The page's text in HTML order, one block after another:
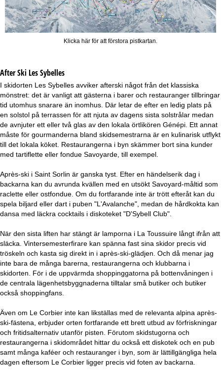
Klicka här för att förstora pistkartan.
After Ski Les Sybelles
I skidorten Les Sybelles avviker afterski något från det klassiska
mönstret: det är vanligt att gästerna i barer och restauranger tillbringar
tid utomhus snarare än inomhus. Där letar de efter en ledig plats på
en solstol på terrassen för att njuta av dagens sista solstrålar medan
de avnjuter ett eller två glas av den lokala örtlikören Génépi. Ett annat
måste för gourmanderna bland skidsemestrarna är en kulinarisk utflykt
till det lokala köket. Restaurangerna i byn skämmer bort sina kunder
med tartiflette eller fondue Savoyarde, till exempel.
Après-ski i Saint Sorlin är ganska tyst. Efter en händelserik dag i
backarna kan du avrunda kvällen med en utsökt Savoyard-måltid som
raclette eller ostfondue. Om du fortfarande inte är trött efteråt kan du
spela biljard eller dart i puben "L'Avalanche", medan de hårdkokta kan
dansa med läckra cocktails i diskoteket "D'Sybell Club".
När den sista liften har stängt är lamporna i La Toussuire långt ifrån att
släcka. Vintersemesterfirare kan spänna fast sina skidor precis vid
tröskeln och kasta sig direkt in i après-ski-glädjen. Och då menar jag
inte bara de många barerna, restaurangerna och klubbarna i
skidorten. För i de uppvärmda shoppinggatorna på bottenvåningen i
de centrala lägenhetsbyggnaderna tilltalar små butiker och butiker
också shoppingfans.
Även om Le Corbier inte kan likställas med de relevanta alpina après-
ski-fästena, erbjuder orten fortfarande ett brett utbud av förfriskningar
och fritidsalternativ utanför pisten. Förutom skidstugorna och
restaurangerna i skidområdet hittar du också ett diskotek och en pub
samt många kaféer och restauranger i byn, som är lättillgängliga hela
dagen eftersom Le Corbier ligger precis vid foten av backarna.